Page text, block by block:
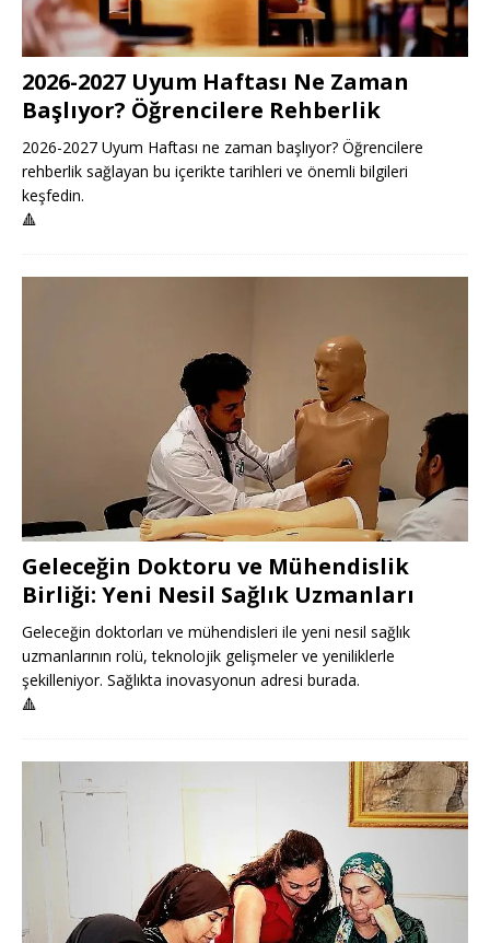
2026-2027 Uyum Haftası Ne Zaman
Başlıyor? Öğrencilere Rehberlik
2026-2027 Uyum Haftası ne zaman başlıyor? Öğrencilere
rehberlik sağlayan bu içerikte tarihleri ve önemli bilgileri
keşfedin.
🔺
Geleceğin Doktoru ve Mühendislik
Birliği: Yeni Nesil Sağlık Uzmanları
Geleceğin doktorları ve mühendisleri ile yeni nesil sağlık
uzmanlarının rolü, teknolojik gelişmeler ve yeniliklerle
şekilleniyor. Sağlıkta inovasyonun adresi burada.
🔺